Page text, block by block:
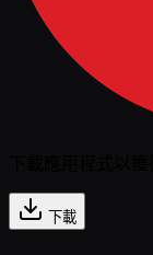
下載